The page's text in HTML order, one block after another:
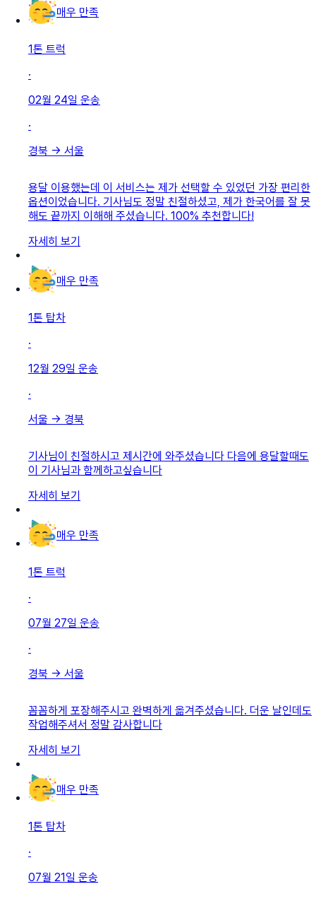
매우 만족
1톤 트럭
·
02월 24일 운송
·
경북 → 서울
용달 이용했는데 이 서비스는 제가 선택할 수 있었던 가장 편리한
옵션이었습니다. 기사님도 정말 친절하셨고, 제가 한국어를 잘 못
해도 끝까지 이해해 주셨습니다. 100% 추천합니다!
자세히 보기
매우 만족
1톤 탑차
·
12월 29일 운송
·
서울 → 경북
기사님이 친절하시고 제시간에 와주셨습니다 다음에 용달할때도
이 기사님과 함께하고싶습니다
자세히 보기
매우 만족
1톤 트럭
·
07월 27일 운송
·
경북 → 서울
꼼꼼하게 포장해주시고 완벽하게 옮겨주셨습니다. 더운 날인데도
작업해주셔서 정말 감사합니다
자세히 보기
매우 만족
1톤 탑차
·
07월 21일 운송